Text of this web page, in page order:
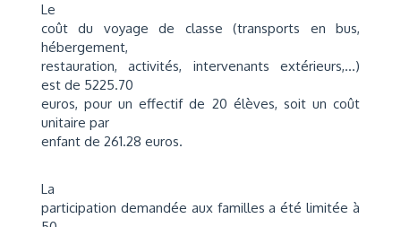
Le
coût du voyage de classe (transports en bus,
hébergement,
restauration, activités, intervenants extérieurs,…)
est de 5225.70
euros, pour un effectif de 20 élèves, soit un coût
unitaire par
enfant de 261.28 euros.
La
participation demandée aux familles a été limitée à